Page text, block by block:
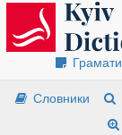
Словники